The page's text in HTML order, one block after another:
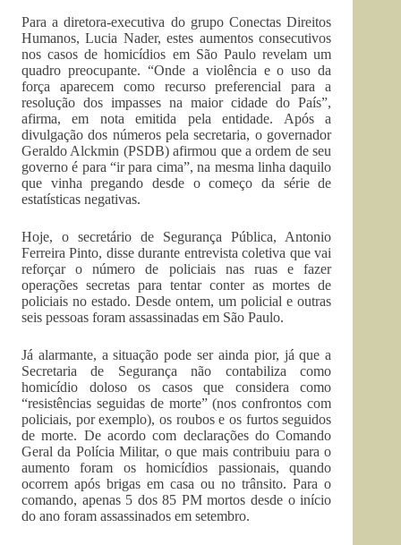
Para a diretora-executiva do grupo Conectas Direitos
Humanos, Lucia Nader, estes aumentos consecutivos
nos casos de homicídios em São Paulo revelam um
quadro preocupante. “Onde a violência e o uso da
força aparecem como recurso preferencial para a
resolução dos impasses na maior cidade do País”,
afirma, em nota emitida pela entidade. Após a
divulgação dos números pela secretaria, o governador
Geraldo Alckmin (PSDB) afirmou que a ordem de seu
governo é para “ir para cima”, na mesma linha daquilo
que vinha pregando desde o começo da série de
estatísticas negativas.
Hoje, o secretário de Segurança Pública, Antonio
Ferreira Pinto, disse durante entrevista coletiva que vai
reforçar o número de policiais nas ruas e fazer
operações secretas para tentar conter as mortes de
policiais no estado. Desde ontem, um policial e outras
seis pessoas foram assassinadas em São Paulo.
Já alarmante, a situação pode ser ainda pior, já que a
Secretaria de Segurança não contabiliza como
homicídio doloso os casos que considera como
“resistências seguidas de morte” (nos confrontos com
policiais, por exemplo), os roubos e os furtos seguidos
de morte. De acordo com declarações do Comando
Geral da Polícia Militar, o que mais contribuiu para o
aumento foram os homicídios passionais, quando
ocorrem após brigas em casa ou no trânsito. Para o
comando, apenas 5 dos 85 PM mortos desde o início
do ano foram assassinados em setembro.